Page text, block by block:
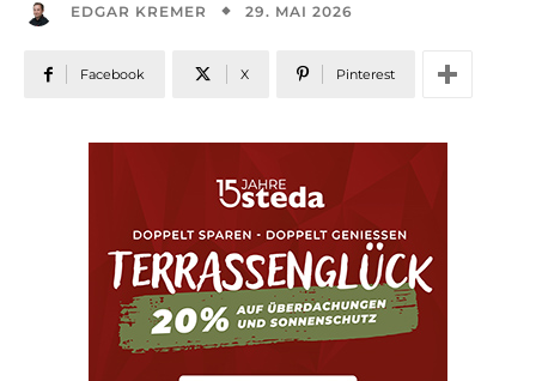
EDGAR KREMER 29. MAI 2026
Facebook X Pinterest